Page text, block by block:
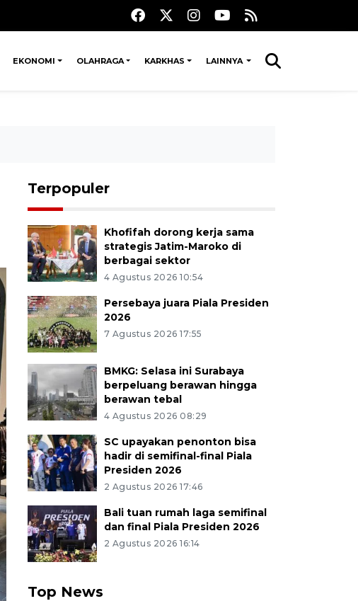
EKONOMI OLAHRAGA KARKHAS LAINNYA
Terpopuler
Khofifah dorong kerja sama
strategis Jatim-Maroko di
berbagai sektor
4 Agustus 2026 10:54
Persebaya juara Piala Presiden
2026
7 Agustus 2026 17:55
BMKG: Selasa ini Surabaya
berpeluang berawan hingga
berawan tebal
4 Agustus 2026 08:29
SC upayakan penonton bisa
hadir di semifinal-final Piala
Presiden 2026
2 Agustus 2026 17:46
Bali tuan rumah laga semifinal
dan final Piala Presiden 2026
2 Agustus 2026 16:14
Top News